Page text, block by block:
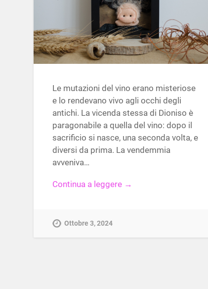
Le mutazioni del vino erano misteriose
e lo rendevano vivo agli occhi degli
antichi. La vicenda stessa di Dioniso è
paragonabile a quella del vino: dopo il
sacrificio si nasce, una seconda volta, e
diversi da prima. La vendemmia
avveniva…
Continua a leggere →
Ottobre 3, 2024